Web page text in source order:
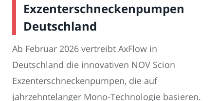
Exzenterschneckenpumpen
Deutschland
Ab Februar 2026 vertreibt AxFlow in
Deutschland die innovativen NOV Scion
Exzenterschneckenpumpen, die auf
jahrzehntelanger Mono-Technologie basieren.